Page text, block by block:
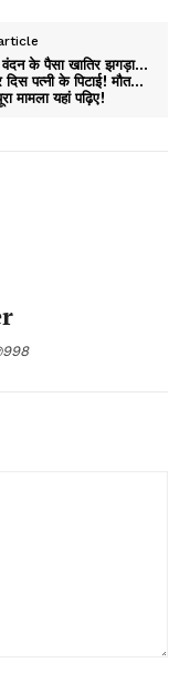
वंदन के पैसा खातिर झगड़ा…
दिस पत्नी के पिटाई! मौत…
मामला यहां पढ़िए!